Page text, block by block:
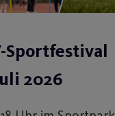
Sportfestival
2026